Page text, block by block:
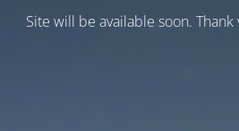
Site will be available soon. Thank